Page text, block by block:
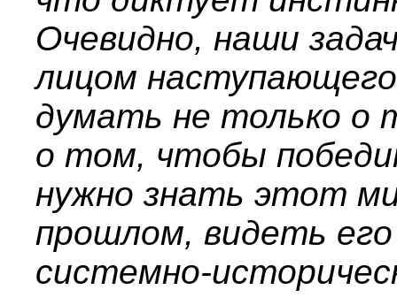
Очевидно, наши
лицом
думать не только
о том, чтобы
нужно знать этот
прошлом, видеть
системно-